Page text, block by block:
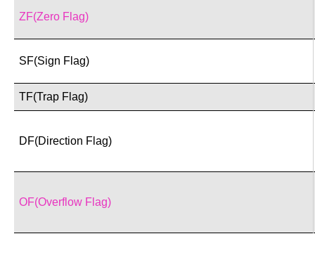
ZF(Zero Flag)
SF(Sign Flag)
TF(Trap Flag)
DF(Direction Flag)
OF(Overflow Flag)